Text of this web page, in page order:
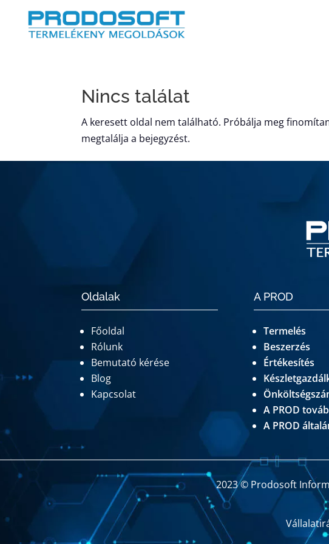
Nincs találat
A keresett oldal nem található. Próbálja meg
megtalálja a bejegyzést.
Oldalak
Főoldal
Rólunk
Bemutató kérése
Blog
Kapcsolat
A PROD
Termelés
Beszerzés
Értékesítés
A PROD
A PROD
2023 © Prodosoft